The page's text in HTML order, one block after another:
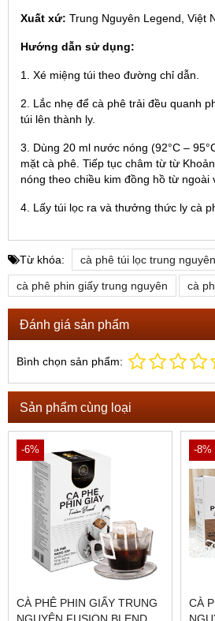
Xuất xứ: Trung Nguyên Legend, Việt
Hướng dẫn sử dụng:
1. Xé miệng túi theo đường chỉ dẫn.
2. Lắc nhẹ để cà phê trải đều quanh
túi lên thành ly.
3. Dùng 20 ml nước nóng (92°C –
mặt cà phê. Tiếp tục châm từ từ
nóng theo chiều kim đồng hồ từ ngoài
4. Lấy túi lọc ra và thưởng thức ly cà
Từ khóa: cà phê túi lọc trung nguyên
cà phê phin giấy trung nguyên cà
Đánh giá sản phẩm
Bình chọn sản phẩm:
Sản phẩm cùng loại
-6%
CÀ PHÊ PHIN GIẤY TRUNG
-8%
CÀ